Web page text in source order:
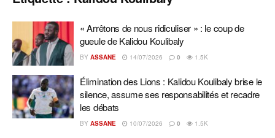
« Arrêtons de nous ridiculiser » : le coup de
gueule de Kalidou Koulibaly
BY ASSANE 14/07/2026 0 1.5K
Élimination des Lions : Kalidou Koulibaly brise le
silence, assume ses responsabilités et recadre
les débats
BY ASSANE 10/07/2026 0 1.5K